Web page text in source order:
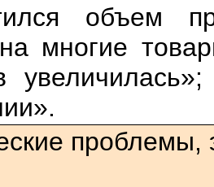
объем
многие
проблемы,